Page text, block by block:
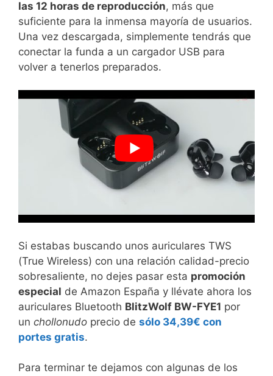
las 12 horas de reproducción, más que
suficiente para la inmensa mayoría de usuarios.
Una vez descargada, simplemente tendrás que
conectar la funda a un cargador USB para
volver a tenerlos preparados.
Si estabas buscando unos auriculares TWS
(True Wireless) con una relación calidad-precio
sobresaliente, no dejes pasar esta promoción
especial de Amazon España y llévate ahora los
auriculares Bluetooth BlitzWolf BW-FYE1 por
un chollonudo precio de sólo 34,39€ con
portes gratis.
Para terminar te dejamos con algunas de los